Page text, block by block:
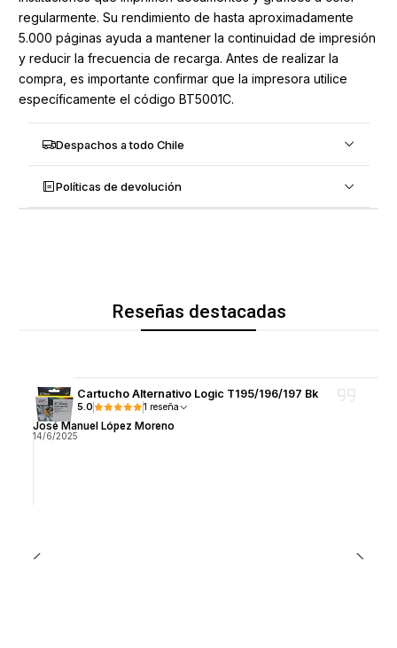
regularmente. Su rendimiento de hasta aproximadamente
5.000 páginas ayuda a mantener la continuidad de impresión
y reducir la frecuencia de recarga. Antes de realizar la
compra, es importante confirmar que la impresora utilice
específicamente el código BT5001C.
Despachos a todo Chile
Políticas de devolución
Reseñas destacadas
Cartucho Alternativo Logic T195/196/197 Bk
5.0 1 reseña
José Manuel López Moreno
14/6/2025